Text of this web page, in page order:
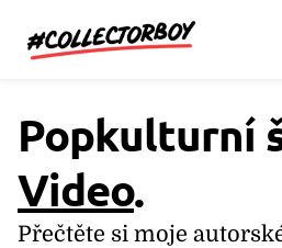
Popkulturní
Video.
Přečtěte si moje